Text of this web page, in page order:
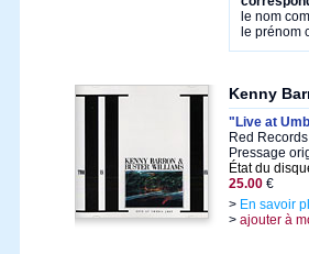
le nom
le prénom
Kenny
"Live at
Red
Pressage
État du
25.00 €
> En savoir
> ajouter à